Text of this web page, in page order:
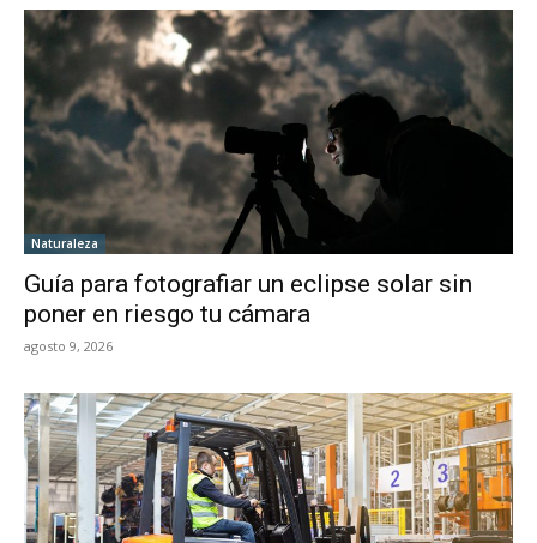
Naturaleza
Guía para fotografiar un eclipse solar sin
poner en riesgo tu cámara
agosto 9, 2026